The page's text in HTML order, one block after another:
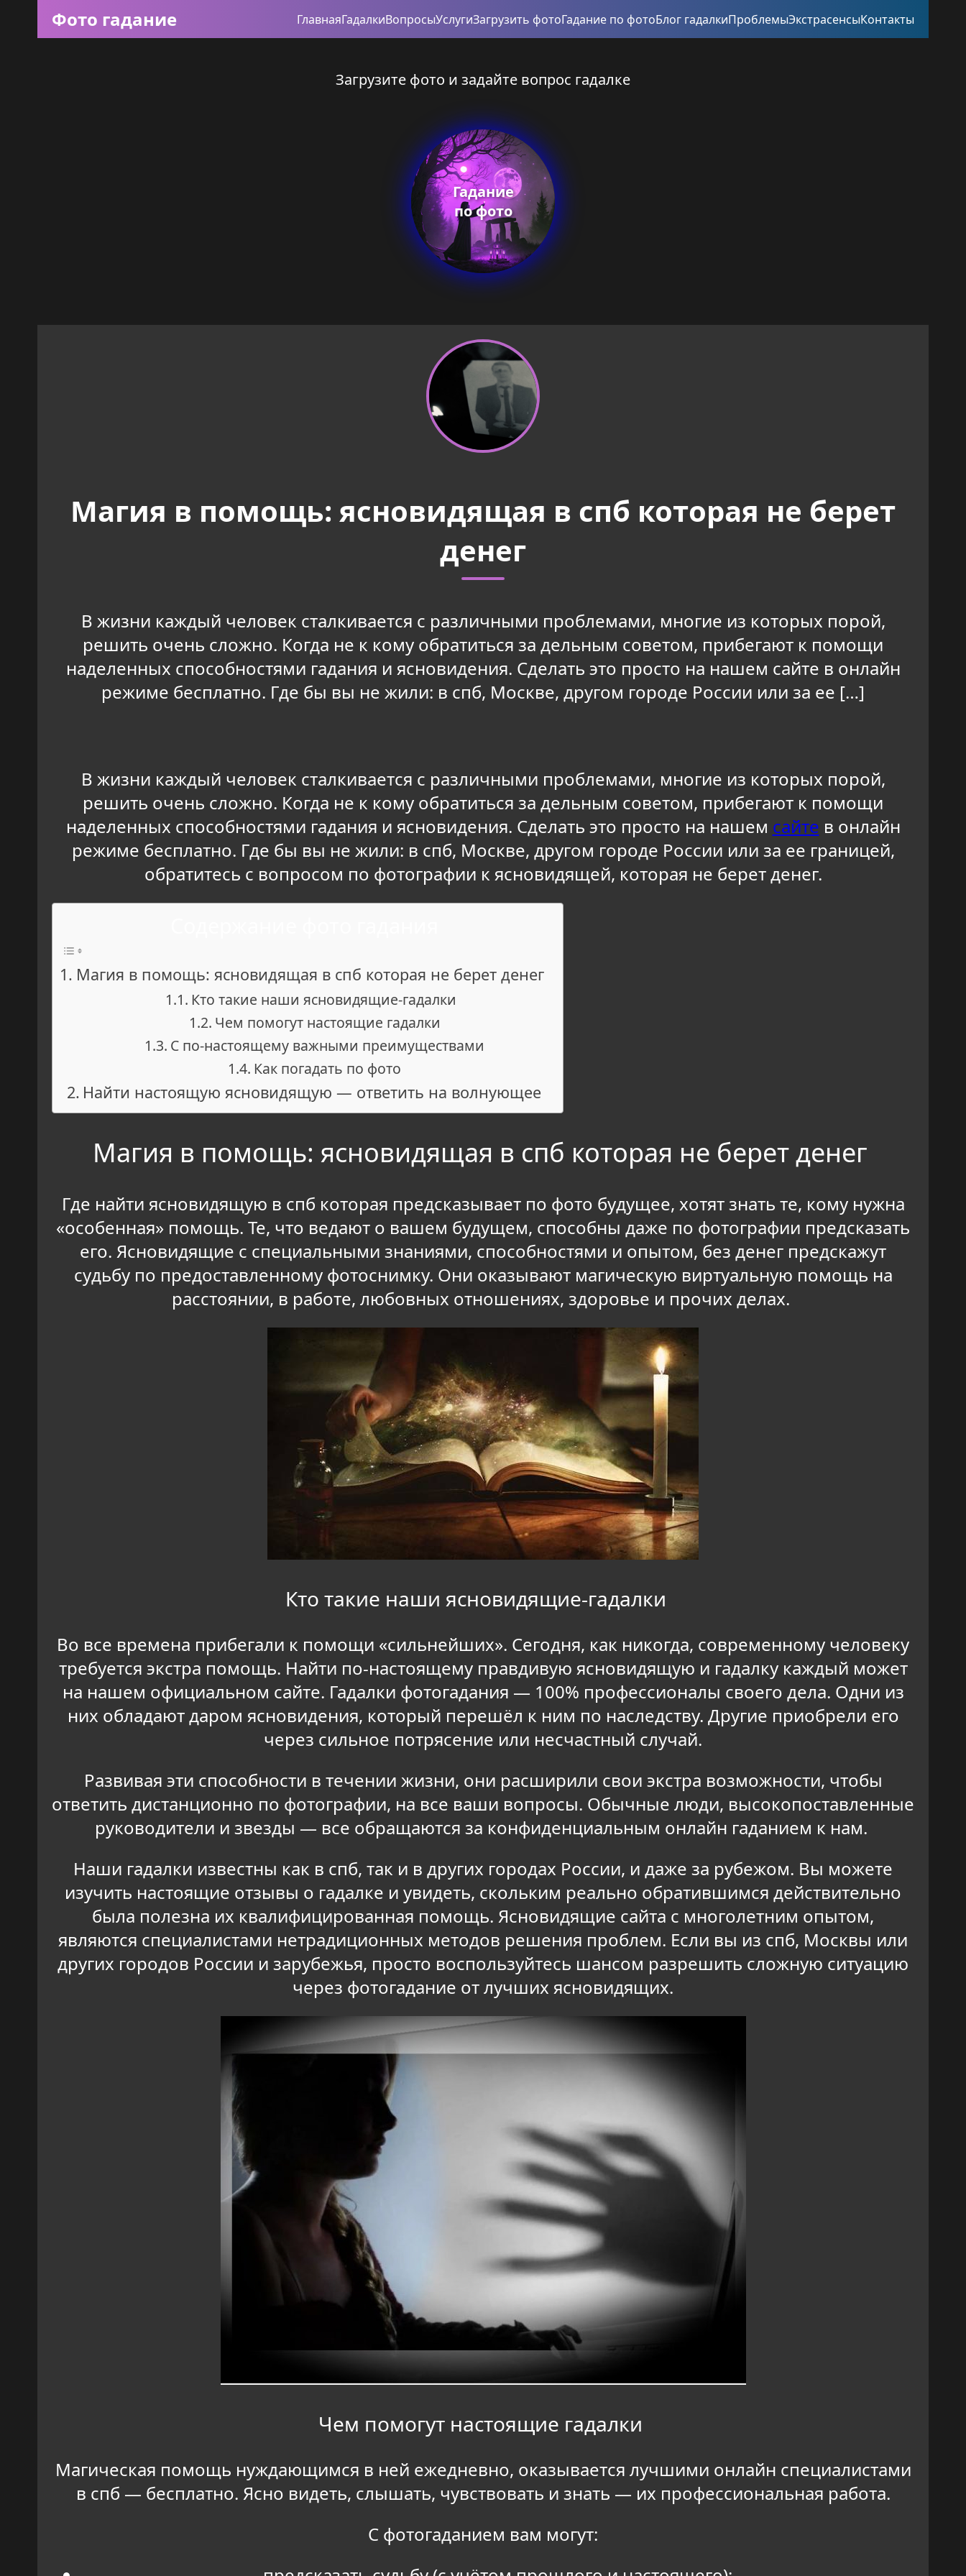
Фото гадание ГлавнаяГадалкиВопросыУслугиЗагрузить фотоГадание по фотоБлог гадалкиПроблемыЭкстрасенсыКонтакты
Загрузите фото и задайте вопрос гадалке
Гадание
по фото
Магия в помощь: ясновидящая в спб которая не берет
денег
В жизни каждый человек сталкивается с различными проблемами, многие из которых порой,
решить очень сложно. Когда не к кому обратиться за дельным советом, прибегают к помощи
наделенных способностями гадания и ясновидения. Сделать это просто на нашем сайте в онлайн
режиме бесплатно. Где бы вы не жили: в спб, Москве, другом городе России или за ее […]
В жизни каждый человек сталкивается с различными проблемами, многие из которых порой,
решить очень сложно. Когда не к кому обратиться за дельным советом, прибегают к помощи
наделенных способностями гадания и ясновидения. Сделать это просто на нашем сайте в онлайн
режиме бесплатно. Где бы вы не жили: в спб, Москве, другом городе России или за ее границей,
обратитесь с вопросом по фотографии к ясновидящей, которая не берет денег.
Магия в помощь: ясновидящая в спб которая не берет денег
Кто такие наши ясновидящие-гадалки
Чем помогут настоящие гадалки
С по-настоящему важными преимуществами
Как погадать по фото
Найти настоящую ясновидящую — ответить на волнующее
Магия в помощь: ясновидящая в спб которая не берет денег
Где найти ясновидящую в спб которая предсказывает по фото будущее, хотят знать те, кому нужна
«особенная» помощь. Те, что ведают о вашем будущем, способны даже по фотографии предсказать
его. Ясновидящие с специальными знаниями, способностями и опытом, без денег предскажут
судьбу по предоставленному фотоснимку. Они оказывают магическую виртуальную помощь на
расстоянии, в работе, любовных отношениях, здоровье и прочих делах.
Кто такие наши ясновидящие-гадалки
Во все времена прибегали к помощи «сильнейших». Сегодня, как никогда, современному человеку
требуется экстра помощь. Найти по-настоящему правдивую ясновидящую и гадалку каждый может
на нашем официальном сайте. Гадалки фотогадания — 100% профессионалы своего дела. Одни из
них обладают даром ясновидения, который перешёл к ним по наследству. Другие приобрели его
через сильное потрясение или несчастный случай.
Развивая эти способности в течении жизни, они расширили свои экстра возможности, чтобы
ответить дистанционно по фотографии, на все ваши вопросы. Обычные люди, высокопоставленные
руководители и звезды — все обращаются за конфиденциальным онлайн гаданием к нам.
Наши гадалки известны как в спб, так и в других городах России, и даже за рубежом. Вы можете
изучить настоящие отзывы о гадалке и увидеть, скольким реально обратившимся действительно
была полезна их квалифицированная помощь. Ясновидящие сайта с многолетним опытом,
являются специалистами нетрадиционных методов решения проблем. Если вы из спб, Москвы или
других городов России и зарубежья, просто воспользуйтесь шансом разрешить сложную ситуацию
через фотогадание от лучших ясновидящих.
Чем помогут настоящие гадалки
Магическая помощь нуждающимся в ней ежедневно, оказывается лучшими онлайн специалистами
в спб — бесплатно. Ясно видеть, слышать, чувствовать и знать — их профессиональная работа.
С фотогаданием вам могут: